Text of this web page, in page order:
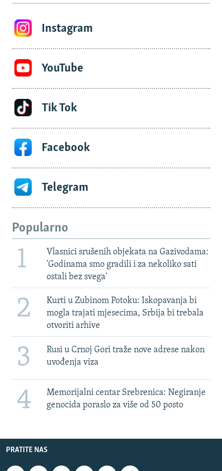
Instagram
YouTube
Tik Tok
Facebook
Telegram
Popularno
1
Vlasnici srušenih objekata na Gazivodama:
'Godinama smo gradili i za nekoliko sati
ostali bez svega'
2
Kurti u Zubinom Potoku: Iskopavanja bi
mogla trajati mjesecima, Srbija bi trebala
otvoriti arhive
3
Rusi u Crnoj Gori traže nove adrese nakon
uvođenja viza
4
Memorijalni centar Srebrenica: Negiranje
genocida poraslo za više od 50 posto
PRATITE NAS